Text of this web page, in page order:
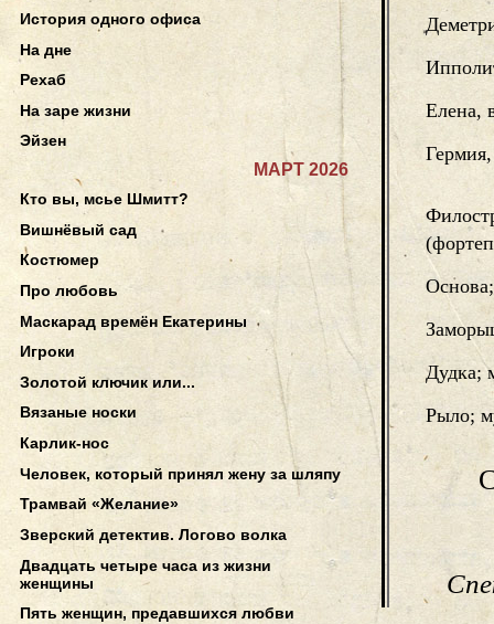
Елена,
Дудка;
Рыло;
История одного офиса
На дне
Рехаб
На заре жизни
Эйзен
МАРТ 2026
Кто вы, мсье Шмитт?
Вишнёвый сад
Костюмер
Про любовь
Маскарад времён Екатерины
Игроки
Золотой ключик или...
Вязаные носки
Карлик-нос
Человек, который принял жену за шляпу
Трамвай «Желание»
Зверский детектив. Логово волка
Двадцать четыре часа из жизни
женщины
Пять женщин, предавшихся любви